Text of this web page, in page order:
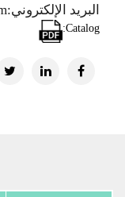
البريد الإلكتروني:info@hzfenghao.com
Catalog: